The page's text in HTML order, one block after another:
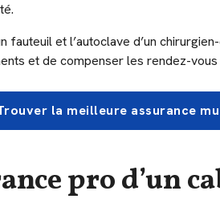
fauteuil et l’autoclave d’un
et de compenser les rendez-vous
la meilleure assurance
pro d’un